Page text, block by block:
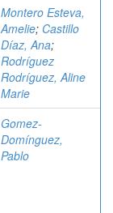
Montero Esteva,
Amelie; Castillo
Díaz, Ana;
Rodríguez
Rodríguez, Aline
Marie
Gomez-
Domínguez,
Pablo